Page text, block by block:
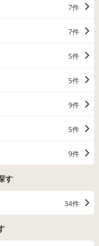
7件
7件
5件
5件
9件
5件
9件
す
34件